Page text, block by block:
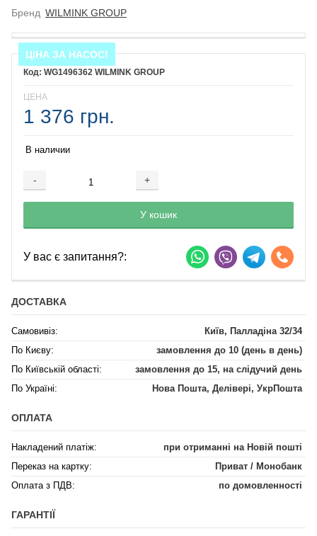
Бренд WILMINK GROUP
ЦІНА ЗА НАСОС!
WG1496362 WILMINK GROUP
ЦЕНА
1 376 грн.
В наличии
- +
Добавляется...
У кошик
Добавлен
У вас є запитання?:
ДОСТАВКА
Самовивіз:
Київ, Палладіна 32/34
По Києву:
замовлення до 10 (день в день)
По Київській області:
замовлення до 15, на слідучий день
По Україні:
Нова Пошта, Делівері, УкрПошта
ОПЛАТА
Накладений платіж:
при отриманні на Новій пошті
Переказ на картку:
Приват / Монобанк
Оплата з ПДВ:
по домовленності
ГАРАНТІЇ